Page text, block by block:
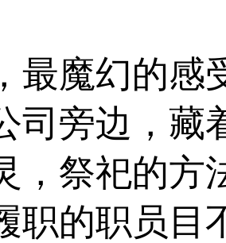
最魔幻的感
司旁边，藏
，祭祀的方
职的职员目